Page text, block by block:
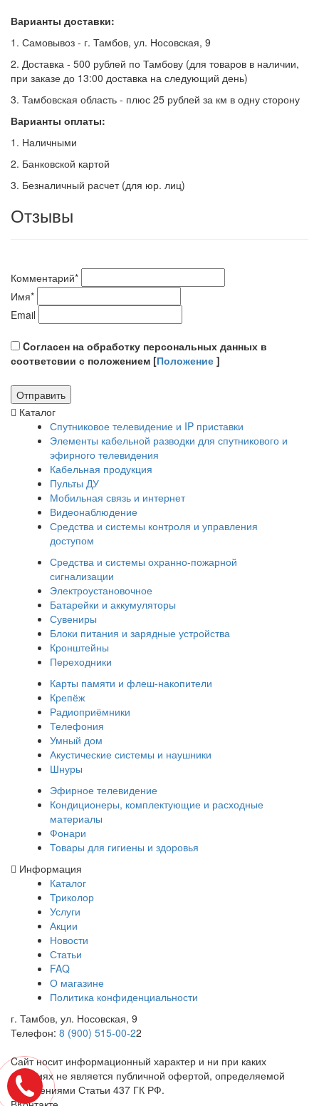
Варианты доставки:
1. Самовывоз - г. Тамбов, ул. Носовская, 9
2. Доставка - 500 рублей по Тамбову (для товаров в наличии,
при заказе до 13:00 доставка на следующий день)
3. Тамбовская область - плюс 25 рублей за км в одну сторону
Варианты оплаты:
1. Наличными
2. Банковской картой
3. Безналичный расчет (для юр. лиц)
Отзывы
Комментарий*
Имя*
Email
Cогласен на обработку персональных данных в
соответсвии с положением [Положение ]
Каталог
Спутниковое телевидение и IP приставки
Элементы кабельной разводки для спутникового и
эфирного телевидения
Кабельная продукция
Пульты ДУ
Мобильная связь и интернет
Видеонаблюдение
Средства и системы контроля и управления
доступом
Средства и системы охранно-пожарной
сигнализации
Электроустановочное
Батарейки и аккумуляторы
Сувениры
Блоки питания и зарядные устройства
Кронштейны
Переходники
Карты памяти и флеш-накопители
Крепёж
Радиоприёмники
Телефония
Умный дом
Акустические системы и наушники
Шнуры
Эфирное телевидение
Кондиционеры, комплектующие и расходные
материалы
Фонари
Товары для гигиены и здоровья
Информация
Каталог
Триколор
Услуги
Акции
Новости
Статьи
FAQ
О магазине
Политика конфиденциальности
г. Тамбов, ул. Носовская, 9
Телефон: 8 (900) 515-00-22
Cайт носит информационный характер и ни при каких
условиях не является публичной офертой, определяемой
положениями Статьи 437 ГК РФ.